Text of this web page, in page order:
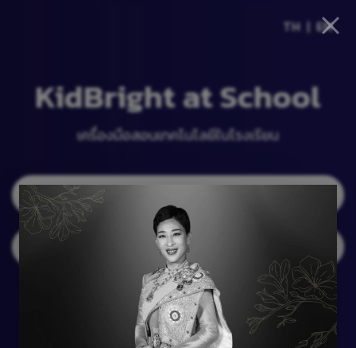
KidBright at School
เครื่องมือสอนเทคโนโลยีในโรงเรียน
Download
TH|EN